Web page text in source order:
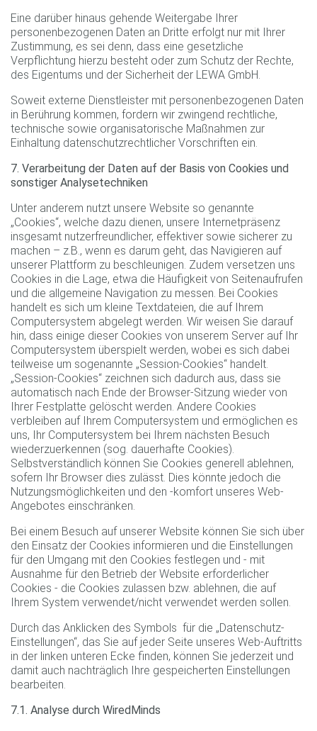
Eine darüber hinaus gehende Weitergabe Ihrer
personenbezogenen Daten an Dritte erfolgt nur mit Ihrer
Zustimmung, es sei denn, dass eine gesetzliche
Verpflichtung hierzu besteht oder zum Schutz der Rechte,
des Eigentums und der Sicherheit der LEWA GmbH.
Soweit externe Dienstleister mit personenbezogenen Daten
in Berührung kommen, fordern wir zwingend rechtliche,
technische sowie organisatorische Maßnahmen zur
Einhaltung datenschutzrechtlicher Vorschriften ein.
7. Verarbeitung der Daten auf der Basis von Cookies und
sonstiger Analysetechniken
Unter anderem nutzt unsere Website so genannte
„Cookies“, welche dazu dienen, unsere Internetpräsenz
insgesamt nutzerfreundlicher, effektiver sowie sicherer zu
machen – z.B., wenn es darum geht, das Navigieren auf
unserer Plattform zu beschleunigen. Zudem versetzen uns
Cookies in die Lage, etwa die Häufigkeit von Seitenaufrufen
und die allgemeine Navigation zu messen. Bei Cookies
handelt es sich um kleine Textdateien, die auf Ihrem
Computersystem abgelegt werden. Wir weisen Sie darauf
hin, dass einige dieser Cookies von unserem Server auf Ihr
Computersystem überspielt werden, wobei es sich dabei
teilweise um sogenannte „Session-Cookies“ handelt.
„Session-Cookies“ zeichnen sich dadurch aus, dass sie
automatisch nach Ende der Browser-Sitzung wieder von
Ihrer Festplatte gelöscht werden. Andere Cookies
verbleiben auf Ihrem Computersystem und ermöglichen es
uns, Ihr Computersystem bei Ihrem nächsten Besuch
wiederzuerkennen (sog. dauerhafte Cookies).
Selbstverständlich können Sie Cookies generell ablehnen,
sofern Ihr Browser dies zulässt. Dies könnte jedoch die
Nutzungsmöglichkeiten und den -komfort unseres Web-
Angebotes einschränken.
Bei einem Besuch auf unserer Website können Sie sich über
den Einsatz der Cookies informieren und die Einstellungen
für den Umgang mit den Cookies festlegen und - mit
Ausnahme für den Betrieb der Website erforderlicher
Cookies - die Cookies zulassen bzw. ablehnen, die auf
Ihrem System verwendet/nicht verwendet werden sollen.
Durch das Anklicken des Symbols für die „Datenschutz-
Einstellungen“, das Sie auf jeder Seite unseres Web-Auftritts
in der linken unteren Ecke finden, können Sie jederzeit und
damit auch nachträglich Ihre gespeicherten Einstellungen
bearbeiten.
7.1. Analyse durch WiredMinds